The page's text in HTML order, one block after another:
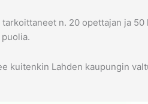
n. 20 opettajan ja
kuitenkin Lahden kaupungin